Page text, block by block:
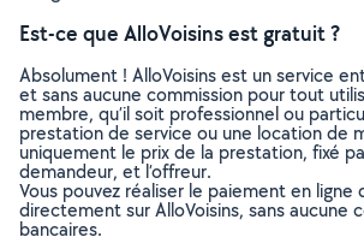
Est-ce que AlloVoisins est gratuit ?
Absolument ! AlloVoisins est un service
et sans aucune commission pour tout
membre, qu’il soit professionnel ou
prestation de service ou une location de
uniquement le prix de la prestation, fixé
demandeur, et l’offreur.
Vous pouvez réaliser le paiement en
directement sur AlloVoisins, sans aucune
bancaires.